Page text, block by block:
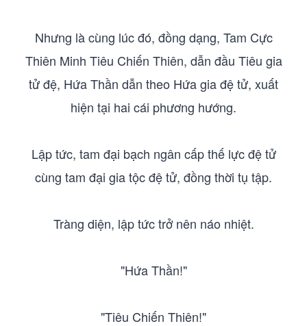
Nhưng là cùng lúc đó, đồng dạng, Tam Cực
Thiên Minh Tiêu Chiến Thiên, dẫn đầu Tiêu gia
tử đệ, Hứa Thần dẫn theo Hứa gia đệ tử, xuất
hiện tại hai cái phương hướng.
Lập tức, tam đại bạch ngân cấp thế lực đệ tử
cùng tam đại gia tộc đệ tử, đồng thời tụ tập.
Tràng diện, lập tức trở nên náo nhiệt.
"Hứa Thần!"
"Tiêu Chiến Thiên!"